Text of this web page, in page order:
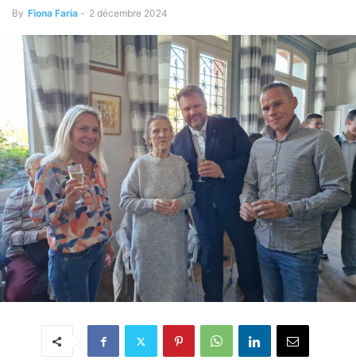
By Fiona Faria - 2 décembre 2024